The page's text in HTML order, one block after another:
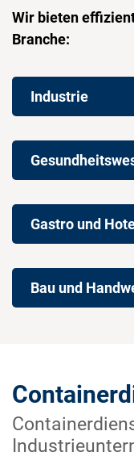
Wir bieten
Branche:
Industrie
Gastro und
Bau und